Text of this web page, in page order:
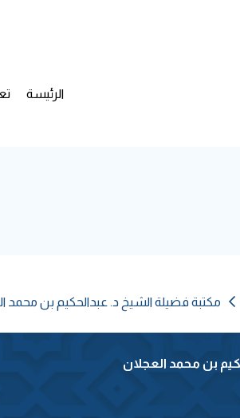
الرئيسة
مكتبة فضيلة الشيخ د. عبدالحكيم بن محمد
بن محمد العجلان